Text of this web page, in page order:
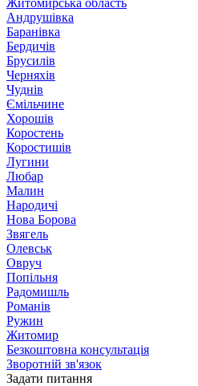
Житомирська область
Андрушівка
Баранівка
Бердичів
Брусилів
Черняхів
Чуднів
Ємільчине
Хорошів
Коростень
Коростишів
Лугини
Любар
Малин
Народичі
Нова Борова
Звягель
Олевськ
Овруч
Попільня
Радомишль
Романів
Ружин
Житомир
Безкоштовна консультація
Зворотній зв'язок
Задати питання